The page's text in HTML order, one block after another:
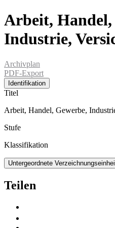
Arbeit, Handel,
Industrie,
Archivplan
PDF-Export
Identifikation
Titel
Arbeit, Handel, Gewerbe,
Stufe
Klassifikation
Untergeordnete
Teilen